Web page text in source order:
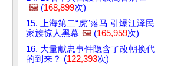
🖼️ (168,899次)
15. 上海第二“虎”落马 引爆江泽民
家族惊人黑幕 🖼️ (165,959次)
16. 大量献忠事件隐含了改朝换代
的到来？ (122,393次)